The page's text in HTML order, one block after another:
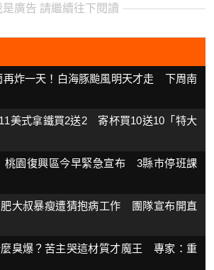
是廣告 請繼續往下閱讀
再炸一天！白海豚颱風明天才走 下周南
美式拿鐵買2送2 寄杯買10送10「特大
桃園復興區今早緊急宣布 3縣市停班課
大叔暴瘦遭猜抱病工作 團隊宣布開直
臭爆？苦主哭這材質才魔王 專家：重